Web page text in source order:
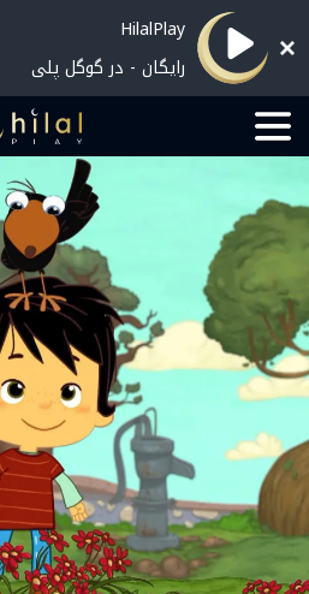
HilalPlay
رایگان - در گوگل پلی